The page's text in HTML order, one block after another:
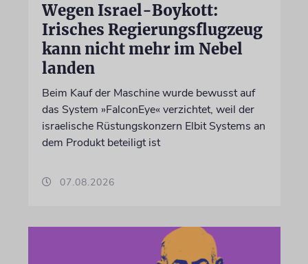
Wegen Israel-Boykott:
Irisches Regierungsflugzeug
kann nicht mehr im Nebel
landen
Beim Kauf der Maschine wurde bewusst auf
das System »FalconEye« verzichtet, weil der
israelische Rüstungskonzern Elbit Systems an
dem Produkt beteiligt ist
07.08.2026